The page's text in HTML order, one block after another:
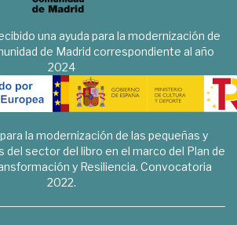
una ayuda para la modernización de
de Madrid correspondiente al año
2024
la modernización de las pequeñas y
del sector del libro en el marco del Plan de
y Resiliencia. Convocatoria
2022.